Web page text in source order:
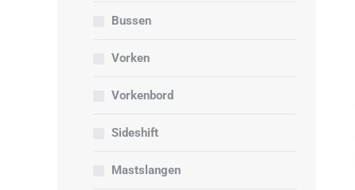
Bussen
Vorken
Vorkenbord
Sideshift
Mastslangen